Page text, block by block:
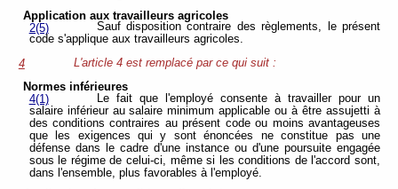
Application aux travailleurs agricoles
2(5)
Sauf disposition contraire des règlements, le présent
code s'applique aux travailleurs agricoles.
4
L'article 4 est remplacé par ce qui suit :
Normes inférieures
4(1)
Le fait que l'employé consente à travailler pour un
salaire inférieur au salaire minimum applicable ou à être assujetti à
des conditions contraires au présent code ou moins avantageuses
que les exigences qui y sont énoncées ne constitue pas une
défense dans le cadre d'une instance ou d'une poursuite engagée
sous le régime de celui-ci, même si les conditions de l'accord sont,
dans l'ensemble, plus favorables à l'employé.